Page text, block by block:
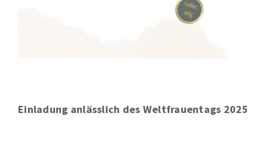
Einladung anlässlich des Weltfrauentags 2025